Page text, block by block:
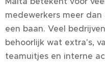
medewerkers meer dan
een baan. Veel
behoorlijk wat extra's,
teamuitjes en interne